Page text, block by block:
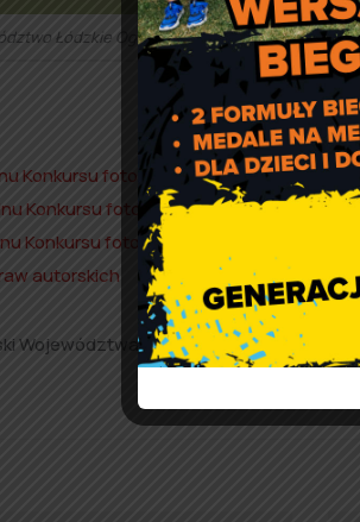
Łódzkie Ogrodem Polski – Wiosna”
Konkursu fotograficznego
Konkursu fotograficznego
Konkursu fotograficznego
autorskich
Województwa Łódzkiego,